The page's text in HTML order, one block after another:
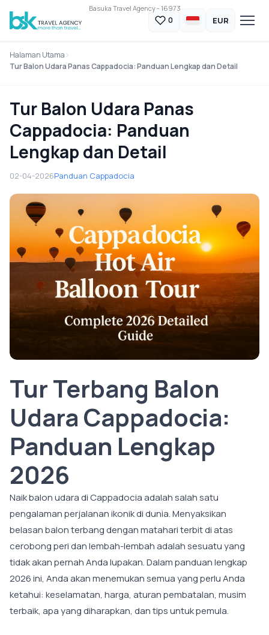
Basuka Travel Agency - 16973
0 EUR
Halaman Utama
Tur Balon Udara Panas Cappadocia: Panduan Lengkap dan Detail
Tur Balon Udara Panas
Cappadocia: Panduan
Lengkap dan Detail
02-04-2026Panduan Cappadocia
Tur Terbang Balon
Udara Cappadocia:
Panduan Lengkap
2026
Naik balon udara di Cappadocia adalah salah satu
pengalaman perjalanan ikonik di dunia. Menyaksikan
belasan balon terbang dengan matahari terbit di atas
cerobong peri dan lembah-lembah adalah sesuatu yang
tidak akan pernah Anda lupakan. Dalam panduan lengkap
2026 ini, Anda akan menemukan semua yang perlu Anda
ketahui: keselamatan, harga, aturan pembatalan, musim
terbaik, apa yang diharapkan, dan tips untuk pemula.